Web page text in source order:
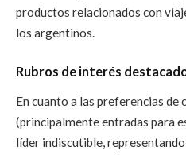
productos relacionados con
los argentinos.
Rubros de interés
En cuanto a las preferencias
(principalmente entradas para
líder indiscutible,